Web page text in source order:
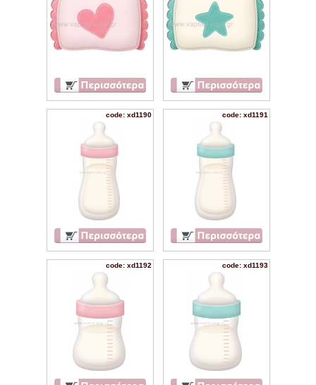
code: xd1190 code: xd1191
code: xd1192 code: xd1193